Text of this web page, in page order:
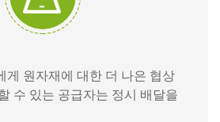
게 원자재에 대한 더 나은 협상
수 있는 공급자는 정시 배달을